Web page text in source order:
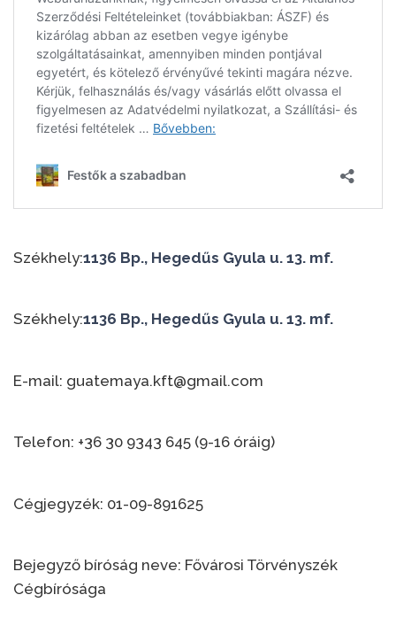
Székhely:1136 Bp., Hegedűs Gyula u. 13. mf.
Székhely:1136 Bp., Hegedűs Gyula u. 13. mf.
E-mail: guatemaya.kft@gmail.com
Telefon: +36 30 9343 645 (9-16 óráig)
Cégjegyzék: 01-09-891625
Bejegyző bíróság neve: Fővárosi Törvényszék
Cégbírósága